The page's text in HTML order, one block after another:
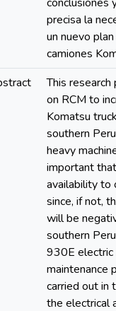
precisa la
un nuevo
camiones
This
on RCM to
Komatsu
southern
heavy
important
availability to
since, if not,
will be
southern
930E electric
maintenance
carried out in
the electrical